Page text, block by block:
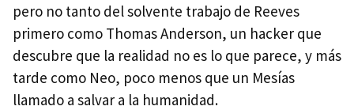
pero no tanto del solvente trabajo de Reeves
primero como Thomas Anderson, un hacker que
descubre que la realidad no es lo que parece, y más
tarde como Neo, poco menos que un Mesías
llamado a salvar a la humanidad.